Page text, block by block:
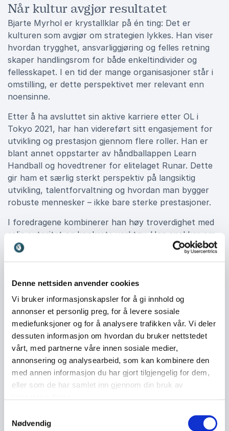
Denne nettsiden anvender cookies
Vi bruker informasjonskapsler for å gi innhold og
annonser et personlig preg, for å levere sosiale
mediefunksjoner og for å analysere trafikken vår. Vi deler
dessuten informasjon om hvordan du bruker nettstedet
vårt, med partnerne våre innen sosiale medier,
annonsering og analysearbeid, som kan kombinere den
med annen informasjon du har gjort tilgjengelig for dem,
eller som de har samlet inn gjennom din bruk av
Nødvendig
Når kultur avgjør resultatet
Bjarte Myrhol er krystallklar på én ting: Det er
kulturen som avgjør om strategien lykkes. Han viser
hvordan trygghet, ansvarliggjøring og felles retning
skaper handlingsrom for både enkeltindivider og
fellesskapet. I en tid der mange organisasjoner står i
omstilling, er dette perspektivet mer relevant enn
noensinne.
Etter å ha avsluttet sin aktive karriere etter OL i
Tokyo 2021, har han videreført sitt engasjement for
utvikling og prestasjon gjennom flere roller. Han er
blant annet oppstarter av håndballappen Learn
Handball og hovedtrener for elitelaget Runar. Dette
gir ham et særlig sterkt perspektiv på langsiktig
utvikling, talentforvaltning og hvordan man bygger
robuste mennesker – ikke bare sterke prestasjoner.
I foredragene kombinerer han høy troverdighet med
rolig autoritet og konkrete verktøy. Han snakker om
ansvar, eierskap, motstandskraft, samspill og
betydningen av å ta vare på hverandre når kravene
inspirerer der og da, men som faktisk gir retning
videre.
Fra toppidrett til arbeidsliv
Selv om historiene kommer fra toppidretten, er
budskapet alltid rettet mot arbeidslivet. Bjarte Myrhol
snakker om hvordan du får frem det beste i folk,
hvordan lag fungerer under press, hvordan tillit
Les mer